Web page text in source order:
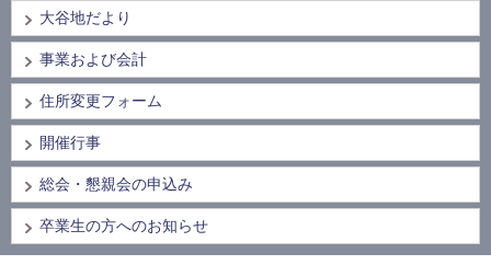
大谷地だより
事業および会計
住所変更フォーム
開催行事
総会・懇親会の申込み
卒業生の方へのお知らせ